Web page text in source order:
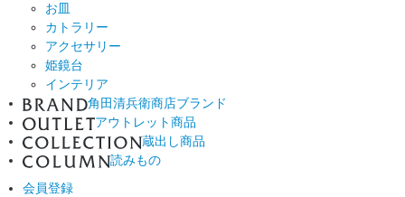
お皿
カトラリー
アクセサリー
姫鏡台
インテリア
角田清兵衛商店ブランド
アウトレット商品
蔵出し商品
読みもの
会員登録